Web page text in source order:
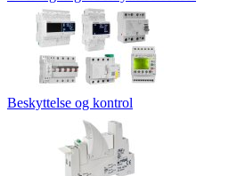
Beskyttelse og kontrol